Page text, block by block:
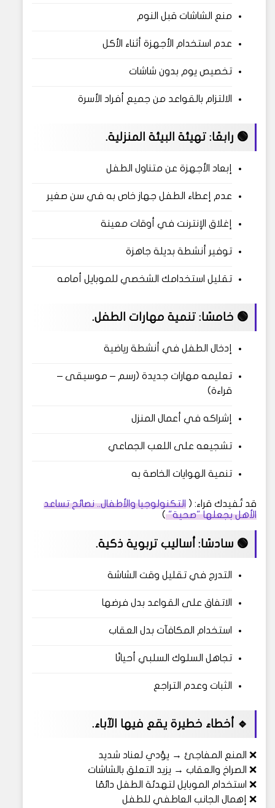
منع الشاشات قبل النوم
عدم استخدام الأجهزة أثناء الأكل
تخصيص يوم بدون شاشات
الالتزام بالقواعد من جميع أفراد الأسرة
🟢 رابعًا: تهيئة البيئة المنزلية.
إبعاد الأجهزة عن متناول الطفل
عدم إعطاء الطفل جهاز خاص به في سن صغير
إغلاق الإنترنت في أوقات معينة
توفير أنشطة بديلة جاهزة
تقليل استخدامك الشخصي للموبايل أمامه
🟢 خامسًا: تنمية مهارات الطفل.
إدخال الطفل في أنشطة رياضية
تعليمه مهارات جديدة (رسم – موسيقى –
قراءة)
إشراكه في أعمال المنزل
تشجيعه على اللعب الجماعي
تنمية الهوايات الخاصة به
قد تُفيدك قراء: ( التكنولوجيا والأطفال.. نصائح تساعد
الأهل بجعلها "صحية")
🟢 سادسًا: أساليب تربوية ذكية.
التدرج في تقليل وقت الشاشة
الاتفاق على القواعد بدل فرضها
استخدام المكافآت بدل العقاب
تجاهل السلوك السلبي أحيانًا
الثبات وعدم التراجع
🔹 أخطاء خطيرة يقع فيها الآباء.
❌ المنع المفاجئ → يؤدي لعناد شديد
❌ الصراخ والعقاب → يزيد التعلق بالشاشات
❌ استخدام الموبايل لتهدئة الطفل دائمًا
❌ إهمال الجانب العاطفي للطفل